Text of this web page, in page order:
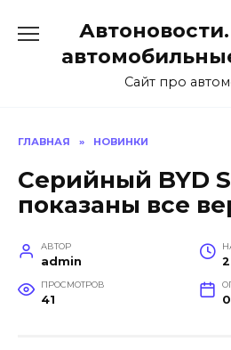
содержанию
Сайт про
ГЛАВНАЯ » НОВИНКИ
Серийный BYD
показаны все
АВТОР
admin
ПРОСМОТРОВ
41